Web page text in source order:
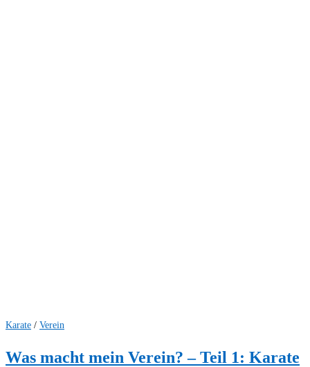
Karate / Verein
Was macht mein Verein? – Teil 1: Karate